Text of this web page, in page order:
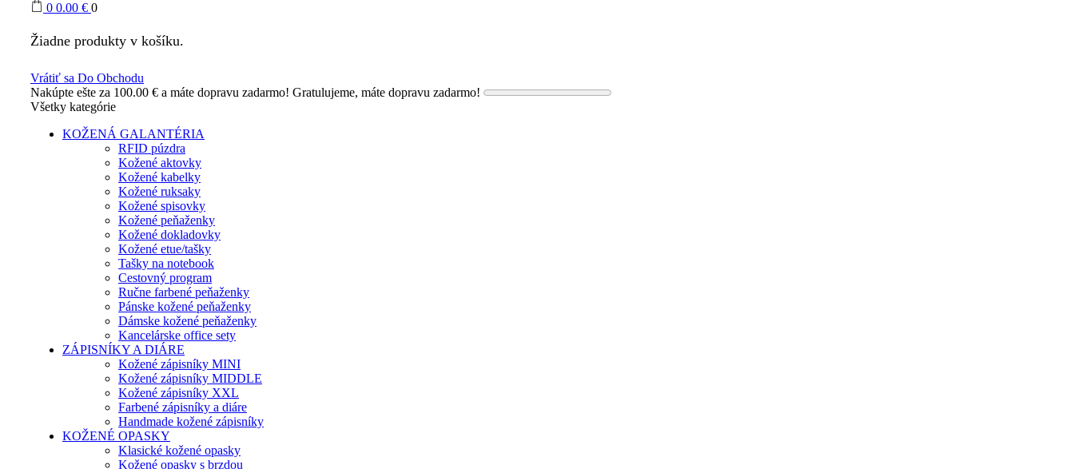
0 0.00 € 0
Žiadne produkty v košíku.
Vrátiť sa Do Obchodu
Nakúpte ešte za 100.00 € a máte dopravu zadarmo! Gratulujeme, máte dopravu zadarmo!
Všetky kategórie
KOŽENÁ GALANTÉRIA
RFID púzdra
Kožené aktovky
Kožené kabelky
Kožené ruksaky
Kožené spisovky
Kožené peňaženky
Kožené dokladovky
Kožené etue/tašky
Tašky na notebook
Cestovný program
Ručne farbené peňaženky
Pánske kožené peňaženky
Dámske kožené peňaženky
Kancelárske office sety
ZÁPISNÍKY A DIÁRE
Kožené zápisníky MINI
Kožené zápisníky MIDDLE
Kožené zápisníky XXL
Farbené zápisníky a diáre
Handmade kožené zápisníky
KOŽENÉ OPASKY
Klasické kožené opasky
Kožené opasky s brzdou